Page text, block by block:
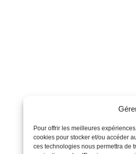
Pour offrir les meilleures
cookies pour stocker et/ou accéder
ces technologies nous permettra de